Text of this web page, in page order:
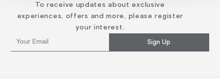
To receive updates about exclusive
experiences, offers and more, please register
your interest.
Sign Up